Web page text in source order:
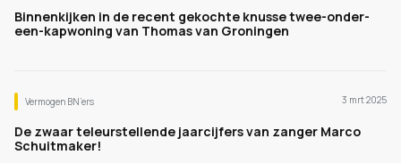
Binnenkijken in de recent gekochte knusse twee-onder-
een-kapwoning van Thomas van Groningen
Vermogen BN’ers 3 mrt 2025
De zwaar teleurstellende jaarcijfers van zanger Marco
Schuitmaker!